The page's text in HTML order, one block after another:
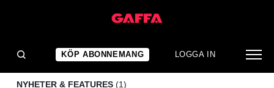
KÖP ABONNEMANG LOGGA IN
NYHETER & FEATURES (1)